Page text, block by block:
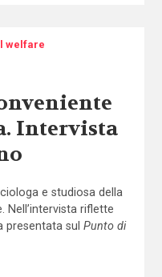
welfare
Intervista
e studiosa della
Nell’intervista riflette
sul Punto di